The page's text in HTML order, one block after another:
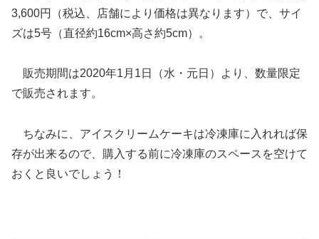
3,600円（税込、店舗により価格は異なります）で、サイ
ズは5号（直径約16cm×高さ約5cm）。
販売期間は2020年1月1日（水・元日）より、数量限定
で販売されます。
ちなみに、アイスクリームケーキは冷凍庫に入れれば保
存が出来るので、購入する前に冷凍庫のスペースを空けて
おくと良いでしょう！